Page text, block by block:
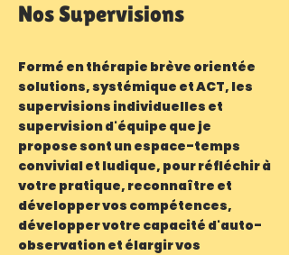
Nos Supervisions
Formé en thérapie brève orientée
solutions, systémique et ACT, les
supervisions individuelles et
supervision d'équipe que je
propose sont un espace-temps
convivial et ludique, pour réfléchir à
votre pratique, reconnaître et
développer vos compétences,
développer votre capacité d'auto-
observation et élargir vos